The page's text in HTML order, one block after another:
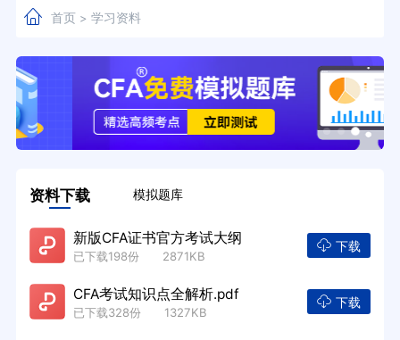
首页> 学习资料
资料下载 模拟题库
新版CFA证书官方考试大纲
已下载198份 2871KB
下载
CFA考试知识点全解析.pdf
已下载328份 1327KB
下载